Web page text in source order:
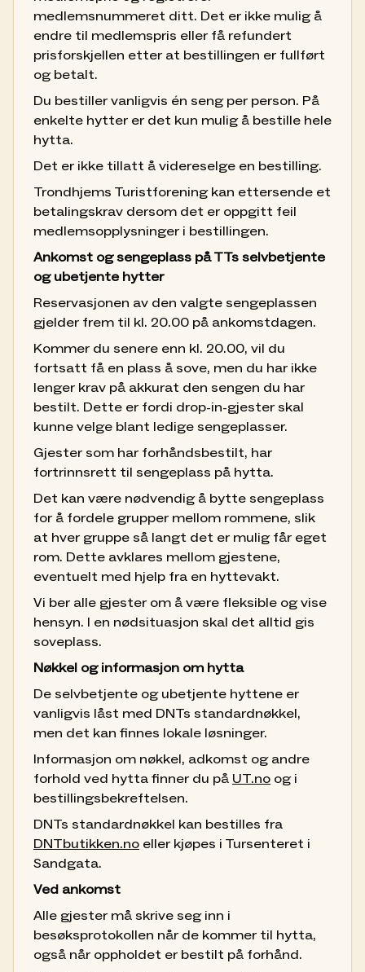
medlemsnummeret ditt. Det er ikke mulig å
endre til medlemspris eller få refundert
prisforskjellen etter at bestillingen er fullført
og betalt.
Du bestiller vanligvis én seng per person. På
enkelte hytter er det kun mulig å bestille hele
hytta.
Det er ikke tillatt å videreselge en bestilling.
Trondhjems Turistforening kan ettersende et
betalingskrav dersom det er oppgitt feil
medlemsopplysninger i bestillingen.
Ankomst og sengeplass på TTs selvbetjente
og ubetjente hytter
Reservasjonen av den valgte sengeplassen
gjelder frem til kl. 20.00 på ankomstdagen.
Kommer du senere enn kl. 20.00, vil du
fortsatt få en plass å sove, men du har ikke
lenger krav på akkurat den sengen du har
bestilt. Dette er fordi drop-in-gjester skal
kunne velge blant ledige sengeplasser.
Gjester som har forhåndsbestilt, har
fortrinnsrett til sengeplass på hytta.
Det kan være nødvendig å bytte sengeplass
for å fordele grupper mellom rommene, slik
at hver gruppe så langt det er mulig får eget
rom. Dette avklares mellom gjestene,
eventuelt med hjelp fra en hyttevakt.
Vi ber alle gjester om å være fleksible og vise
hensyn. I en nødsituasjon skal det alltid gis
soveplass.
Nøkkel og informasjon om hytta
De selvbetjente og ubetjente hyttene er
vanligvis låst med DNTs standardnøkkel,
men det kan finnes lokale løsninger.
Informasjon om nøkkel, adkomst og andre
forhold ved hytta finner du på UT.no og i
bestillingsbekreftelsen.
DNTs standardnøkkel kan bestilles fra
DNTbutikken.no eller kjøpes i Tursenteret i
Sandgata.
Ved ankomst
Alle gjester må skrive seg inn i
besøksprotokollen når de kommer til hytta,
også når oppholdet er bestilt på forhånd.